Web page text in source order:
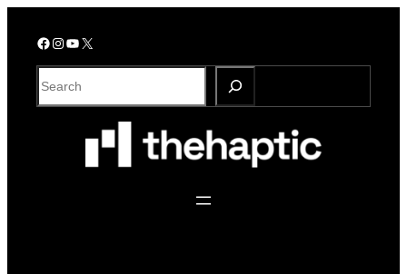
Facebook InstagramYouTube X
S
e